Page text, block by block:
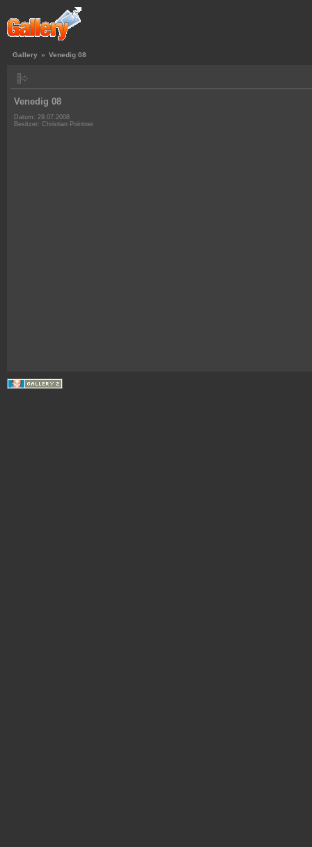
Gallery » Venedig 08
Venedig 08
Datum: 29.07.2008
Besitzer: Christian Pointner